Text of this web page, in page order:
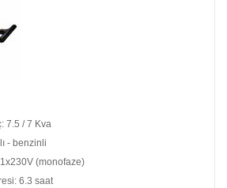
7.5 / 7 Kva
- benzinli
(monofaze)
6.3 saat